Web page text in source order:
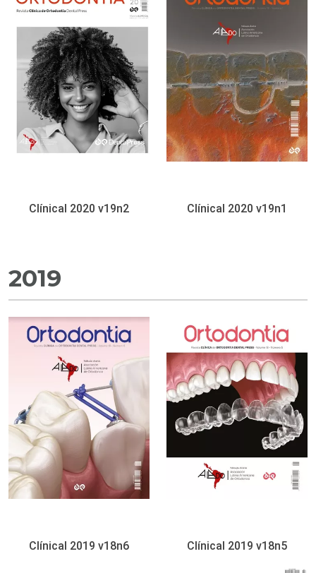
Clínical 2020 v19n2 Clínical 2020 v19n1
2019
Clínical 2019 v18n6 Clínical 2019 v18n5